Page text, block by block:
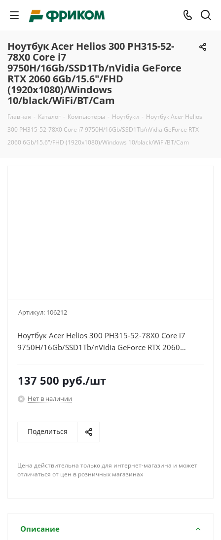
Ноутбук Acer Helios 300 PH315-52-
78X0 Core i7
9750H/16Gb/SSD1Tb/nVidia GeForce
RTX 2060 6Gb/15.6"/FHD
(1920x1080)/Windows
10/black/WiFi/BT/Cam
Главная - Каталог - Компьютеры - Ноутбуки - Ноутбук Acer Helios
300 PH315-52-78X0 Core i7 9750H/16Gb/SSD1Tb/nVidia GeForce RTX
2060 6Gb/15.6"/FHD (1920x1080)/Windows 10/black/WiFi/BT/Cam
Артикул: 106212
Ноутбук Acer Helios 300 PH315-52-78X0 Core i7
9750H/16Gb/SSD1Tb/nVidia GeForce RTX 2060
137 500 руб./шт
Нет в наличии
Поделиться
Цена действительна только для интернет-магазина и может
отличаться от цен в розничных магазинах
Описание